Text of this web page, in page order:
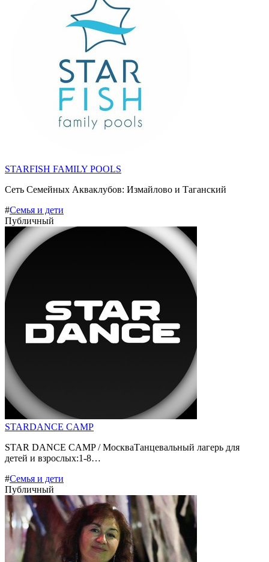
STARFISH FAMILY POOLS
Сеть Семейных Акваклубов: Измайлово и Таганский
#Семья и дети
Публичный
STARDANCE CAMP
STAR DANCE CAMP / МоскваТанцевальный лагерь для
детей и взрослых:1-8…
#Семья и дети
Публичный